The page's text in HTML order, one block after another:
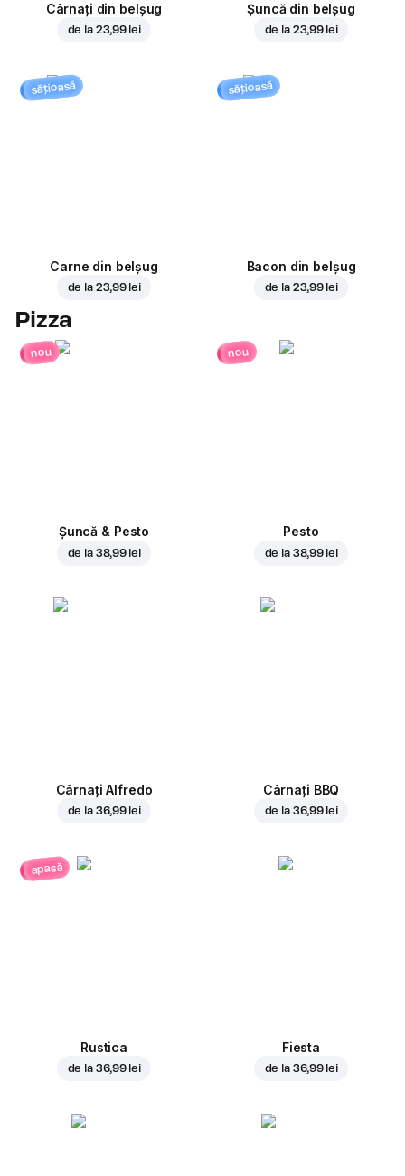
Cârnați din belșug
de la 23,99 lei
Șuncă din belșug
de la 23,99 lei
sățioasă
Carne din belșug
de la 23,99 lei
sățioasă
Bacon din belșug
de la 23,99 lei
Pizza
nou
Șuncă & Pesto
de la 38,99 lei
nou
Pesto
de la 38,99 lei
Cârnați Alfredo
de la 36,99 lei
Cârnați BBQ
de la 36,99 lei
apasă
Rustica
de la 36,99 lei
Fiesta
de la 36,99 lei